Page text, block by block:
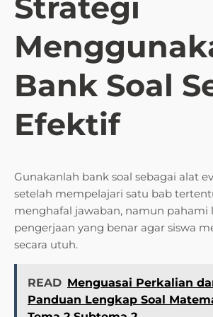
Bank Soal
Efektif
Gunakanlah bank soal sebagai alat
setelah mempelajari satu bab
menghafal jawaban, namun pahami
pengerjaan yang benar agar siswa
secara utuh.
READ Menguasai Perkalian
Panduan Lengkap Soal